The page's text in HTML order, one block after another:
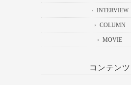
INTERVIEW
COLUMN
MOVIE
コンテンツ